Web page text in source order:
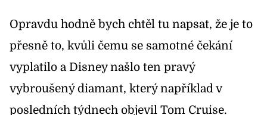
Opravdu hodně bych chtěl tu napsat, že je to
přesně to, kvůli čemu se samotné čekání
vyplatilo a Disney našlo ten pravý
vybroušený diamant, který například v
posledních týdnech objevil Tom Cruise.